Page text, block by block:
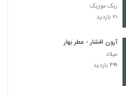
ربک موزیک
۲۱ بازدید
آرون افشار - عطر بهار
میلاد
۴۹۹ بازدید